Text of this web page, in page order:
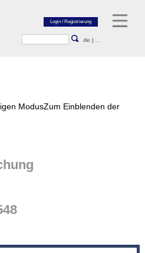
de |
ModusZum Einblenden der